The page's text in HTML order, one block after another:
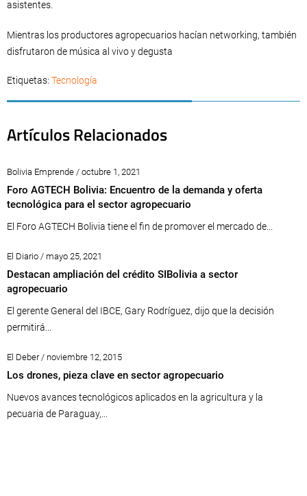
asistentes.
Mientras los productores agropecuarios hacían networking, también
disfrutaron de música al vivo y degusta
Etiquetas: Tecnología
Artículos Relacionados
Bolivia Emprende / octubre 1, 2021
Foro AGTECH Bolivia: Encuentro de la demanda y oferta
tecnológica para el sector agropecuario
El Foro AGTECH Bolivia tiene el fin de promover el mercado de...
El Diario / mayo 25, 2021
Destacan ampliación del crédito SIBolivia a sector
agropecuario
El gerente General del IBCE, Gary Rodríguez, dijo que la decisión
permitirá...
El Deber / noviembre 12, 2015
Los drones, pieza clave en sector agropecuario
Nuevos avances tecnológicos aplicados en la agricultura y la
pecuaria de Paraguay,...